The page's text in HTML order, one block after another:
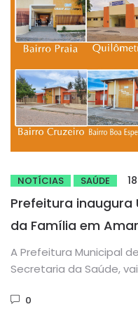
NOTÍCIAS SAÚDE
Prefeitura inaugura
da Família em
A Prefeitura Municipal
Secretaria da Saúde,
0